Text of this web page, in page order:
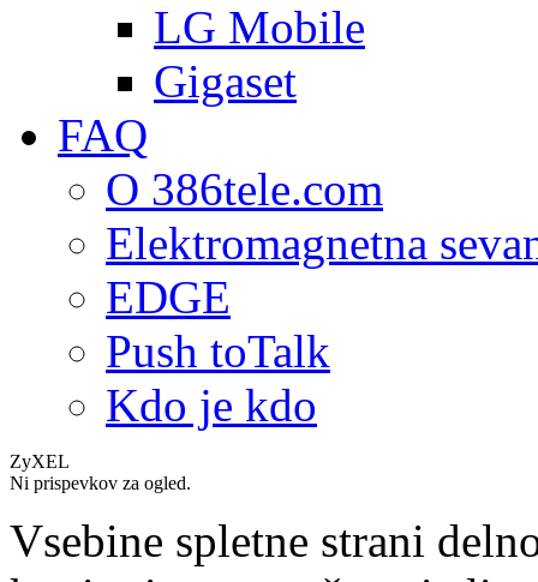
LG Mobile
Gigaset
FAQ
O 386tele.com
Elektromagnetna
EDGE
Push toTalk
Kdo je kdo
ZyXEL
Ni prispevkov za ogled.
Vsebine spletne strani